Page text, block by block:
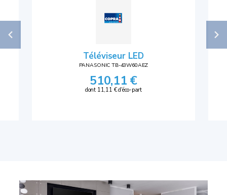
Téléviseur LED
PANASONIC TB-43W60AEZ
510,11 €
dont 11,11 € d'éco-part